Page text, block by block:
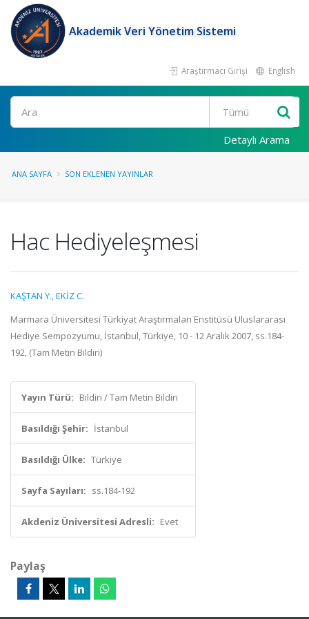
Akademik Veri Yönetim Sistemi
Araştırmacı Girişi English
Ara
Detaylı Arama
ANA SAYFA SON EKLENEN YAYINLAR
Hac Hediyeleşmesi
KAŞTAN Y.,EKİZ C.
Marmara Üniversitesi Türkiyat Araştırmaları Enstitüsü Uluslararası
Hediye Sempozyumu, İstanbul, Türkiye, 10 - 12 Aralık 2007, ss.184-
192, (Tam Metin Bildiri)
Yayın Türü: Bildiri / Tam Metin Bildiri
Basıldığı Şehir: İstanbul
Basıldığı Ülke: Türkiye
Sayfa Sayıları: ss.184-192
Akdeniz Üniversitesi Adresli: Evet
Paylaş